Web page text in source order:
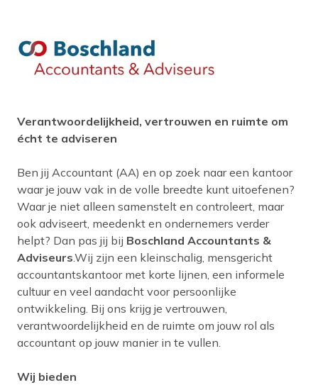
Verantwoordelijkheid, vertrouwen en ruimte om
écht te adviseren
Ben jij Accountant (AA) en op zoek naar een kantoor
waar je jouw vak in de volle breedte kunt uitoefenen?
Waar je niet alleen samenstelt en controleert, maar
ook adviseert, meedenkt en ondernemers verder
helpt? Dan pas jij bij Boschland Accountants &
Adviseurs.Wij zijn een kleinschalig, mensgericht
accountantskantoor met korte lijnen, een informele
cultuur en veel aandacht voor persoonlijke
ontwikkeling. Bij ons krijg je vertrouwen,
verantwoordelijkheid en de ruimte om jouw rol als
accountant op jouw manier in te vullen.
Wij bieden